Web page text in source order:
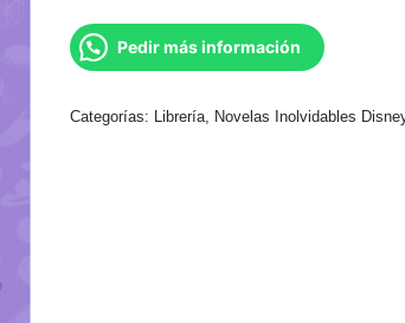
Pedir más información
Categorías: Librería, Novelas Inolvidables